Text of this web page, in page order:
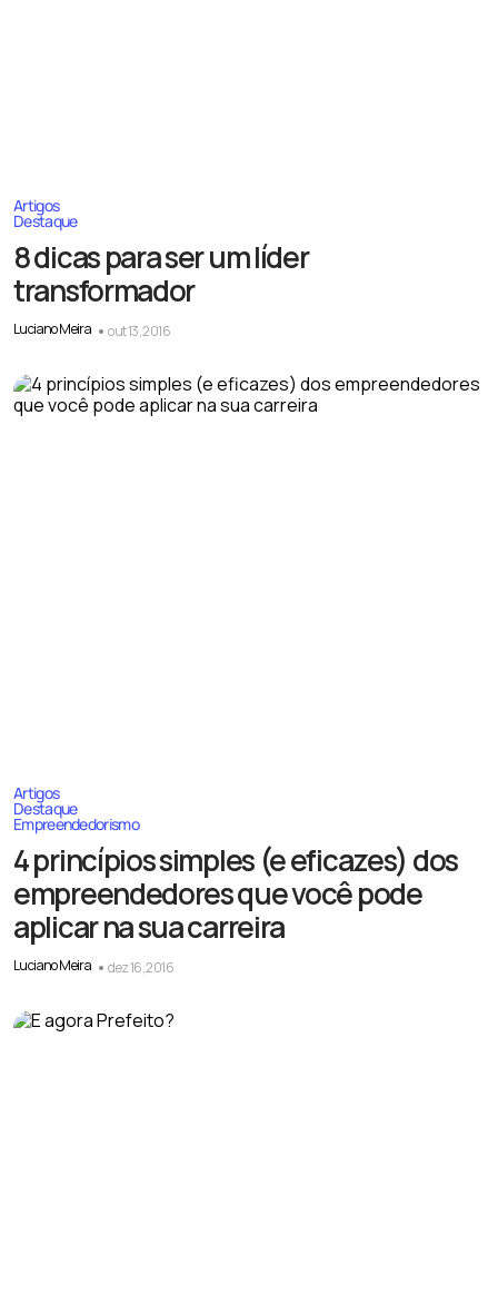
Artigos
Destaque
8 dicas para ser um líder
transformador
Luciano Meira out 13, 2016
Artigos
Destaque
Empreendedorismo
4 princípios simples (e eficazes) dos
empreendedores que você pode
aplicar na sua carreira
Luciano Meira dez 16, 2016